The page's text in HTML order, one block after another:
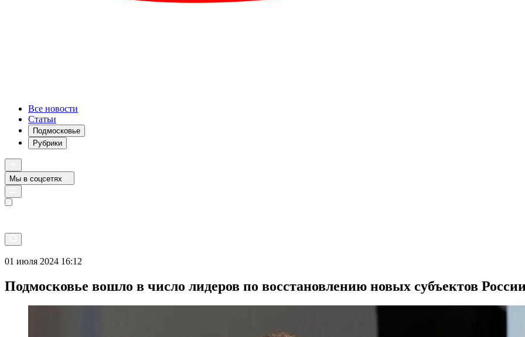
Все новости
Статьи
Подмосковье
Рубрики
Мы в соцсетях
01 июля 2024 16:12
Подмосковье вошло в число лидеров по восстановлению новых субъектов